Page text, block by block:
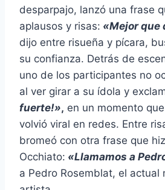
desparpajo, lanzó una frase
aplausos y risas: «Mejor que
dijo entre risueña y pícara,
su confianza. Detrás de
uno de los participantes no
al ver girar a su ídola y
fuerte!», en un momento
volvió viral en redes. Entre
bromeó con otra frase que
Occhiato: «Llamamos a
a Pedro Rosemblat, el actual